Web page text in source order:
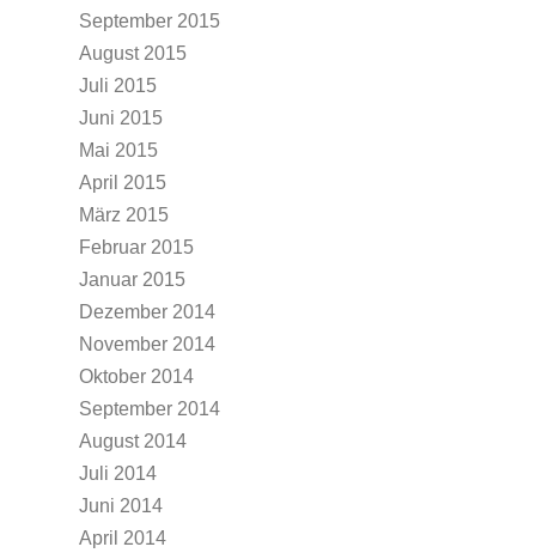
September 2015
August 2015
Juli 2015
Juni 2015
Mai 2015
April 2015
März 2015
Februar 2015
Januar 2015
Dezember 2014
November 2014
Oktober 2014
September 2014
August 2014
Juli 2014
Juni 2014
April 2014